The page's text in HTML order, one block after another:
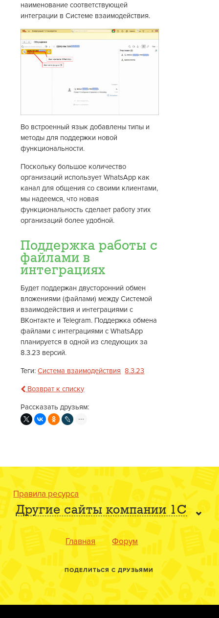
наименование соответствующей
интеграции в Системе взаимодействия.
Во встроенный язык добавлены типы и
методы для поддержки новой
функциональности.
Поскольку большое количество
организаций использует WhatsApp как
канал для общения со своими клиентами,
мы надеемся, что новая
функциональность сделает работу этих
организаций более удобной.
Поддержка работы с
файлами в
интеграциях
Будет поддержан двусторонний обмен
вложениями (файлами) между Системой
взаимодействия и интеграциями с
ВКонтакте и Telegram. Поддержка обмена
файлами с интеграциями с WhatsApp
планируется в одной из следующих за
8.3.23 версий.
Теги:Система взаимодействия 8.3.23
Возврат к списку
Рассказать друзьям:
Правила ресурса
Другие сайты компании 1С
Главная Форум
ПОДЕЛИТЬСЯ С ДРУЗЬЯМИ